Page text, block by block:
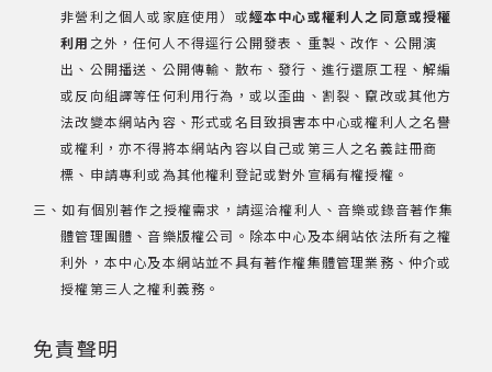
非營利之個人或家庭使用）或經本中心或權利人之同意或授權
利用 之外，任何人不得逕行公開發表、重製、改作、公開演
出、公開播送、公開傳輸、散布、發行、進行還原工程、解編
或反向組譯等任何利用行為，或以歪曲、割裂、竄改或其他方
法改變本網站內容、形式或名目致損害本中心或權利人之名譽
或權利，亦不得將本網站內容以自己或第三人之名義註冊商
標、申請專利或為其他權利登記或對外宣稱有權授權。
三、如有個別著作之授權需求，請逕洽權利人、音樂或錄音著作集
體管理團體、音樂版權公司。除本中心及本網站依法所有之權
利外，本中心及本網站並不具有著作權集體管理業務、仲介或
授權第三人之權利義務。
免責聲明